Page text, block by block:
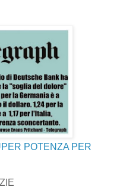
POTENZA PER